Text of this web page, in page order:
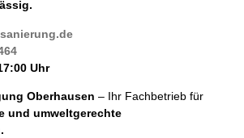
Uhr
Oberhausen – Ihr Fachbetrieb für
und umweltgerechte